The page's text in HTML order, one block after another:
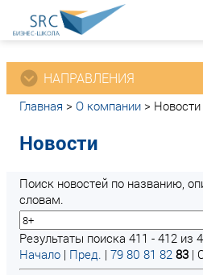
НАПРАВЛЕНИЯ
Главная > О компании > Новости
Новости
Поиск новостей по названию,
словам.
Результаты поиска 411 - 412 из
Начало | Пред. | 79 80 81 82 83 |